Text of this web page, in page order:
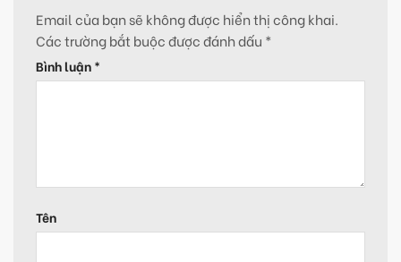
Email của bạn sẽ không được hiển thị công khai.
Các trường bắt buộc được đánh dấu *
Bình luận *
Tên